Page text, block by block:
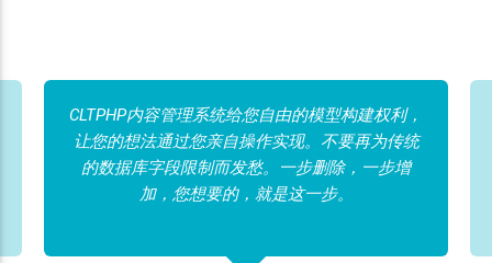
CLTPHP内容管理系统给您自由的模型构建权利，
让您的想法通过您亲自操作实现。不要再为传统
的数据库字段限制而发愁。一步删除，一步增
加，您想要的，就是这一步。